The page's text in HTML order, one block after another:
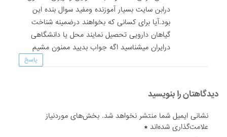
درابن سایت بسیار آموزنده ومفید سوال بنده این
بود.آیا برای کسانی که بخواهند درضمینه شناخت
گیاهان دارویی تحصیل نمایند محل یا دانشگاهی
درایران میشناسید اگه جواب بدیید ممنون مشیم
پاسخ
دیدگاهتان را بنویسید
نشانی ایمیل شما منتشر نخواهد شد. بخش‌های موردنیاز
علامت‌گذاری شده‌اند*